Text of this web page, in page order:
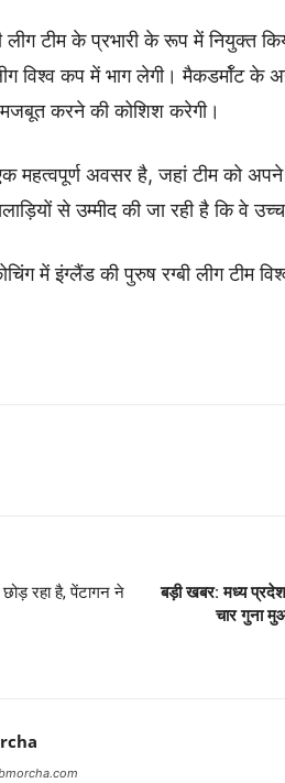
लीग टीम के प्रभारी के रूप में नियुक्त
विश्व कप में भाग लेगी। मैकडर्मॉट के
करने की कोशिश करेगी।
महत्वपूर्ण अवसर है, जहां टीम को
से उम्मीद की जा रही है कि वे
में इंग्लैंड की पुरुष रग्बी लीग
रहा है, पेंटागन ने
बड़ी खबर: मध्य
चार गुना